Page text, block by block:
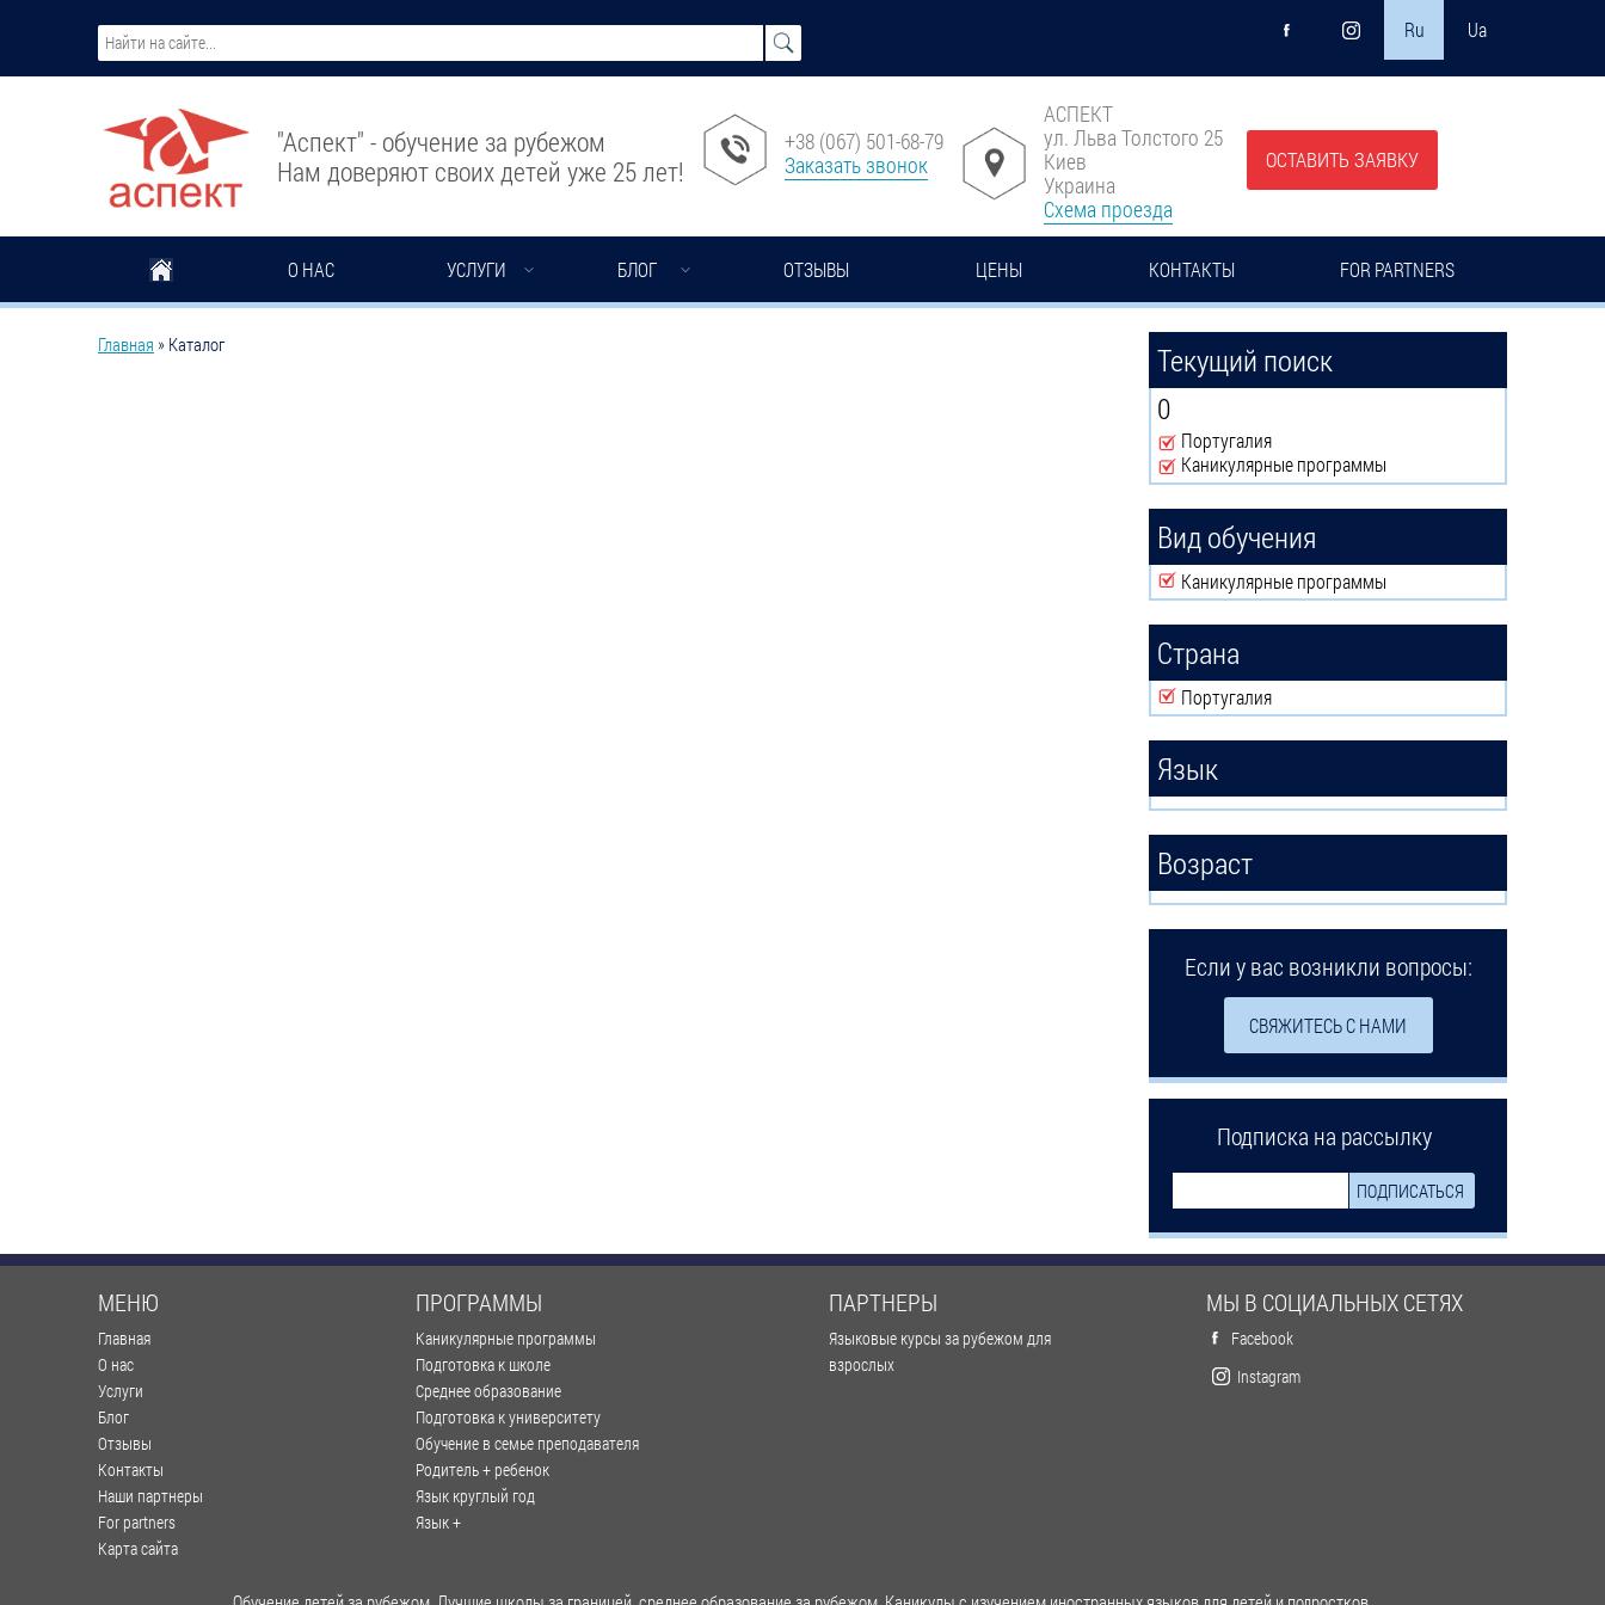
Ru Ua
"Аспект" - обучение за рубежом
Нам доверяют своих детей уже 25 лет!
+38 (067) 501-68-79
Заказать звонок
АСПЕКТ
ул. Льва Толстого 25
Киев
Украина
Схема проезда
ОСТАВИТЬ ЗАЯВКУ
О НАС УСЛУГИ БЛОГ ОТЗЫВЫ ЦЕНЫ КОНТАКТЫ FOR PARTNERS
Вы здесь
Главная » Каталог Текущий поиск
0
Remove Португалия filter
Португалия
Remove Каникулярные программы filter
Каникулярные программы
Вид обучения
Remove Каникулярные программы filter
Каникулярные программы
Страна
Remove Португалия filter
Португалия
Язык
Возраст
Если у вас возникли вопросы:
СВЯЖИТЕСЬ С НАМИ
Подписка на рассылку
МЕНЮ
Главная
О нас
Услуги
Блог
Отзывы
Контакты
Наши партнеры
For partners
Карта сайта
ПРОГРАММЫ
Каникулярные программы
Подготовка к школе
Среднее образование
Подготовка к университету
Обучение в семье преподавателя
Родитель + ребенок
Язык круглый год
Язык +
ПАРТНЕРЫ
Языковые курсы за рубежом для
взрослых
МЫ В СОЦИАЛЬНЫХ СЕТЯХ
Facebook
Instagram